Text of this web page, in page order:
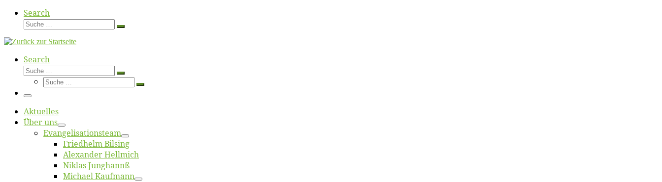
Search
Suche
Suche
Search
Suche
Suche
Suche
Suche
Menü
Ak­tu­el­les
Über uns
Evangelisa­tions­team
Fried­helm Bilsing
Alex­an­der Hellmich
Ni­klas Junghannß
Mi­cha­el Kaufmann